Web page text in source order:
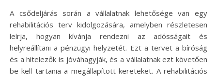
A csődeljárás során a vállalatnak lehetősége van egy
rehabilitációs terv kidolgozására, amelyben részletesen
leírja, hogyan kívánja rendezni az adósságait és
helyreállítani a pénzügyi helyzetét. Ezt a tervet a bíróság
és a hitelezők is jóváhagyják, és a vállalatnak ezt követően
be kell tartania a megállapított kereteket. A rehabilitációs